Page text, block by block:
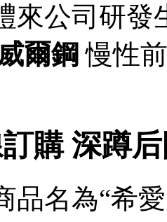
來公司研
爾鋼 慢性
購 深蹲
品名為“希